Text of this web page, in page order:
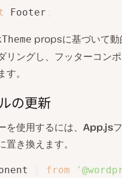
Footer
propsに基づいて動
リングし、フッターコン
。
の更新
使用するには、 App.js
き換えます。
from